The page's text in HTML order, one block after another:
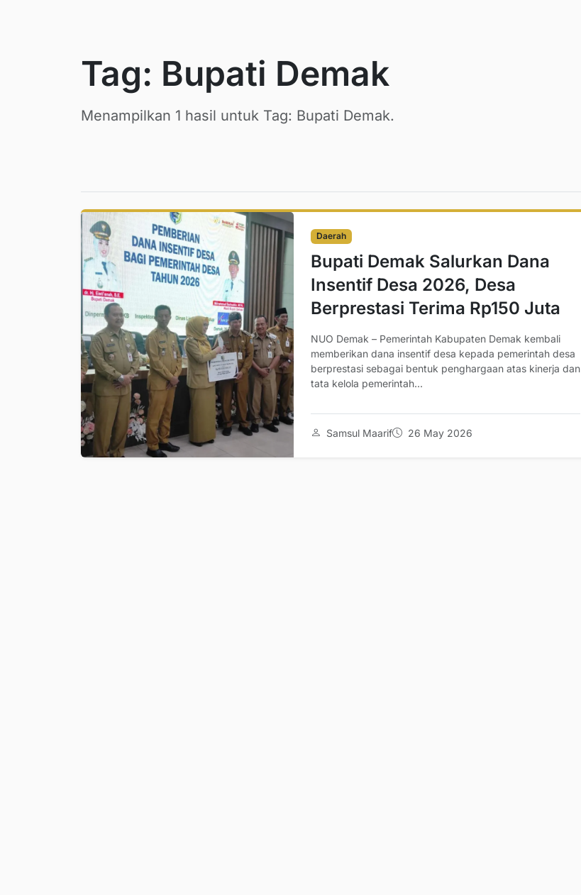
Tag: Bupati Demak
Menampilkan 1 hasil untuk Tag: Bupati Demak.
Daerah
Bupati Demak Salurkan Dana
Insentif Desa 2026, Desa
Berprestasi Terima Rp150 Juta
NUO Demak – Pemerintah Kabupaten Demak kembali
memberikan dana insentif desa kepada pemerintah desa
berprestasi sebagai bentuk penghargaan atas kinerja dan
tata kelola pemerintah...
Samsul Maarif 26 May 2026